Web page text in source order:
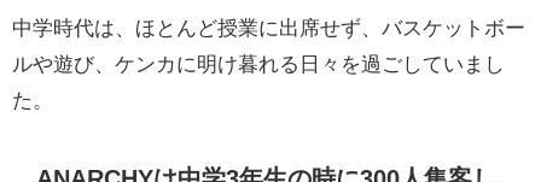
中学時代は、ほとんど授業に出席せず、バスケットボー
ルや遊び、ケンカに明け暮れる日々を過ごしていまし
た。